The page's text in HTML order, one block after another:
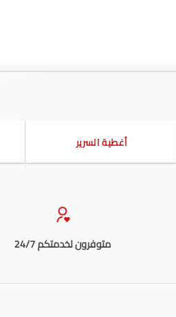
أغطية السرير
متوفرون لخدمتكم 24/7